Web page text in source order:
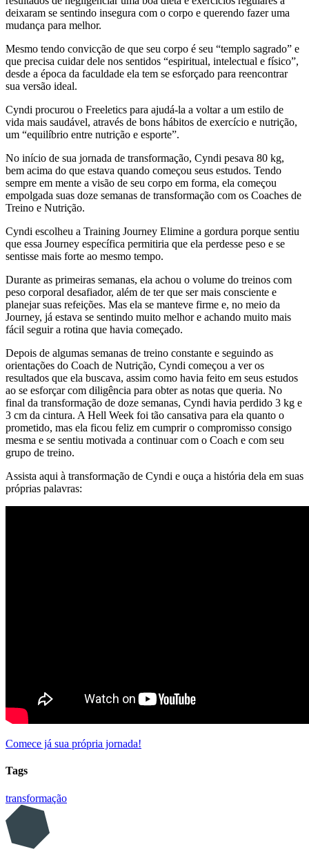
deixaram se sentindo insegura com o corpo e querendo fazer uma
mudança para melhor.
Mesmo tendo convicção de que seu corpo é seu “templo sagrado” e
que precisa cuidar dele nos sentidos “espiritual, intelectual e físico”,
desde a época da faculdade ela tem se esforçado para reencontrar
sua versão ideal.
Cyndi procurou o Freeletics para ajudá-la a voltar a um estilo de
vida mais saudável, através de bons hábitos de exercício e nutrição,
um “equilíbrio entre nutrição e esporte”.
No início de sua jornada de transformação, Cyndi pesava 80 kg,
bem acima do que estava quando começou seus estudos. Tendo
sempre em mente a visão de seu corpo em forma, ela começou
empolgada suas doze semanas de transformação com os Coaches de
Treino e Nutrição.
Cyndi escolheu a Training Journey Elimine a gordura porque sentiu
que essa Journey específica permitiria que ela perdesse peso e se
sentisse mais forte ao mesmo tempo.
Durante as primeiras semanas, ela achou o volume do treinos com
peso corporal desafiador, além de ter que ser mais consciente e
planejar suas refeições. Mas ela se manteve firme e, no meio da
Journey, já estava se sentindo muito melhor e achando muito mais
fácil seguir a rotina que havia começado.
Depois de algumas semanas de treino constante e seguindo as
orientações do Coach de Nutrição, Cyndi começou a ver os
resultados que ela buscava, assim como havia feito em seus estudos
ao se esforçar com diligência para obter as notas que queria. No
final da transformação de doze semanas, Cyndi havia perdido 3 kg e
3 cm da cintura. A Hell Week foi tão cansativa para ela quanto o
prometido, mas ela ficou feliz em cumprir o compromisso consigo
mesma e se sentiu motivada a continuar com o Coach e com seu
grupo de treino.
Assista aqui à transformação de Cyndi e ouça a história dela em suas
próprias palavras:
Comece já sua própria jornada!
Tags
transformação